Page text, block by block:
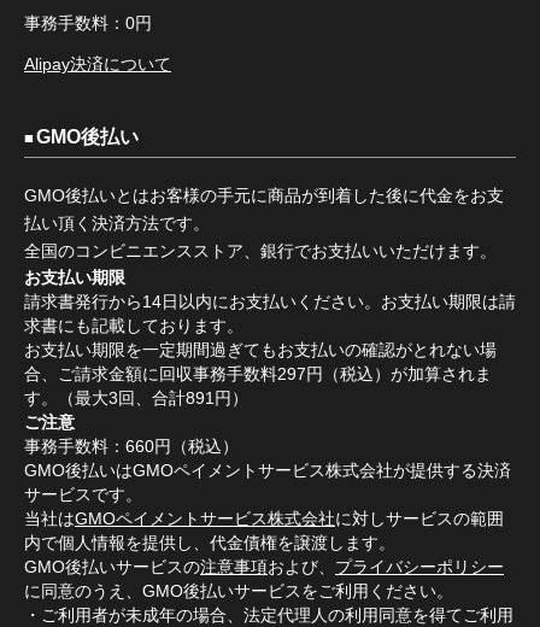
事務手数料：0円
Alipay決済について
GMO後払い
GMO後払いとはお客様の手元に商品が到着した後に代金をお支
払い頂く決済方法です。
全国のコンビニエンスストア、銀行でお支払いいただけます。
お支払い期限
請求書発行から14日以内にお支払いください。お支払い期限は請
求書にも記載しております。
お支払い期限を一定期間過ぎてもお支払いの確認がとれない場
合、ご請求金額に回収事務手数料297円（税込）が加算されま
す。（最大3回、合計891円）
ご注意
事務手数料：660円（税込）
GMO後払いはGMOペイメントサービス株式会社が提供する決済
サービスです。
当社はGMOペイメントサービス株式会社に対しサービスの範囲
内で個人情報を提供し、代金債権を譲渡します。
GMO後払いサービスの注意事項および、 プライバシーポリシー
に同意のうえ、GMO後払いサービスをご利用ください。
・ご利用者が未成年の場合、法定代理人の利用同意を得てご利用